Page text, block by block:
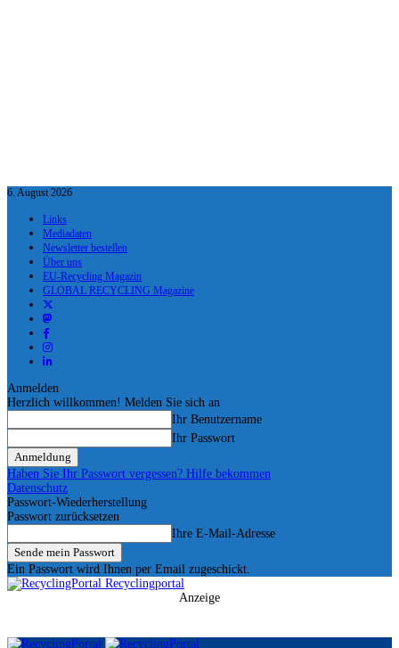
6. August 2026
Links
Mediadaten
Newsletter bestellen
Über uns
EU-Recycling Magazin
GLOBAL RECYCLING Magazine
Anmelden
Herzlich willkommen! Melden Sie sich an
Ihr Benutzername
Ihr Passwort
Haben Sie Ihr Passwort vergessen? Hilfe bekommen
Datenschutz
Passwort-Wiederherstellung
Passwort zurücksetzen
Ihre E-Mail-Adresse
Ein Passwort wird Ihnen per Email zugeschickt.
Recyclingportal
Anzeige